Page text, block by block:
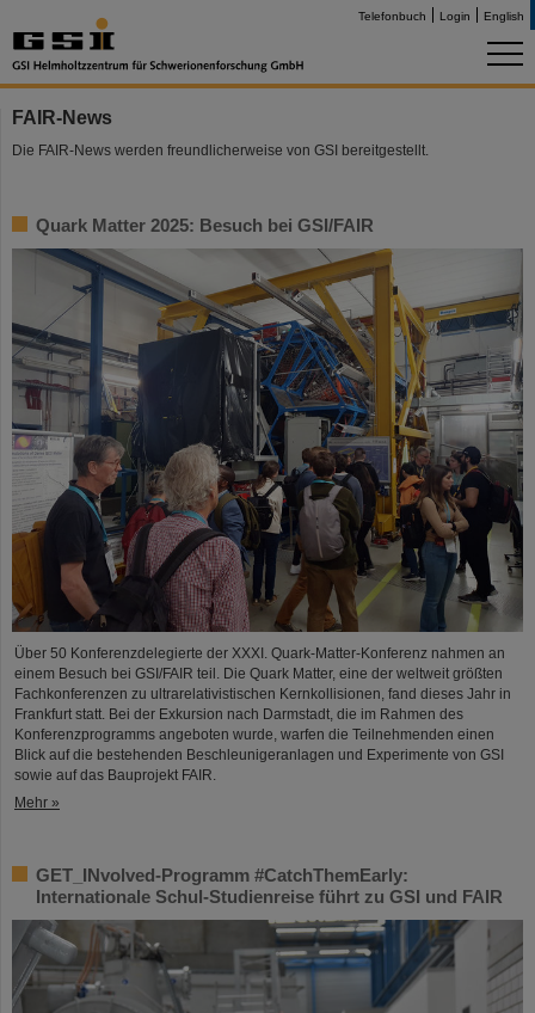
Telefonbuch Login English
FAIR-News
Die FAIR-News werden freundlicherweise von GSI bereitgestellt.
Quark Matter 2025: Besuch bei GSI/FAIR
Über 50 Konferenzdelegierte der XXXI. Quark-Matter-Konferenz nahmen an
einem Besuch bei GSI/FAIR teil. Die Quark Matter, eine der weltweit größten
Fachkonferenzen zu ultrarelativistischen Kernkollisionen, fand dieses Jahr in
Frankfurt statt. Bei der Exkursion nach Darmstadt, die im Rahmen des
Konferenzprogramms angeboten wurde, warfen die Teilnehmenden einen
Blick auf die bestehenden Beschleunigeranlagen und Experimente von GSI
sowie auf das Bauprojekt FAIR.
Mehr »
GET_INvolved-Programm #CatchThemEarly:
Internationale Schul-Studienreise führt zu GSI und FAIR